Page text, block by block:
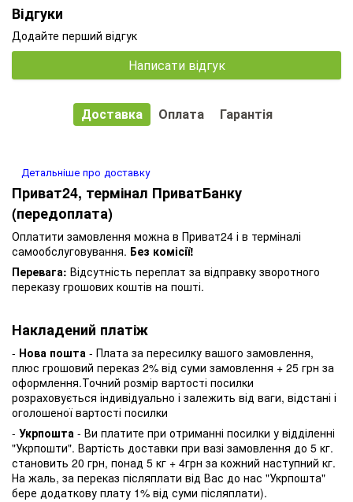
Відгуки
Додайте перший відгук
Написати відгук
Доставка Оплата Гарантія
Детальніше про доставку
Приват24, термінал ПриватБанку
(передоплата)
Оплатити замовлення можна в Приват24 і в терміналі
самообслуговування. Без комісії!
Перевага: Відсутність переплат за відправку зворотного
переказу грошових коштів на пошті.
Накладений платіж
- Нова пошта - Плата за пересилку вашого замовлення,
плюс грошовий переказ 2% від суми замовлення + 25 грн за
оформлення.Точний розмір вартості посилки
розраховується індивідуально і залежить від ваги, відстані і
оголошеної вартості посилки
- Укрпошта - Ви платите при отриманні посилки у відділенні
"Укрпошти". Вартість доставки при вазі замовлення до 5 кг.
становить 20 грн, понад 5 кг + 4грн за кожний наступний кг.
На жаль, за переказ післяплати від Вас до нас "Укрпошта"
бере додаткову плату 1% від суми післяплати).